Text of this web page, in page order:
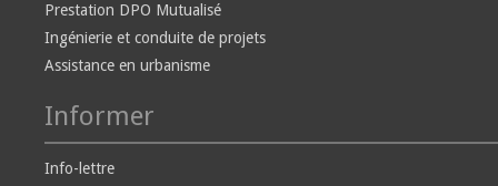
Prestation DPO Mutualisé
Ingénierie et conduite de projets
Assistance en urbanisme
Informer
Info-lettre